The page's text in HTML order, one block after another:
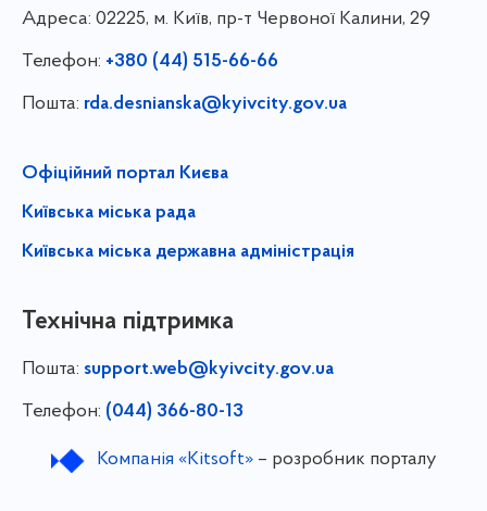
Адреса: 02225, м. Київ, пр-т Червоної Калини, 29
Телефон: +380 (44) 515-66-66
Пошта: rda.desnianska@kyivcity.gov.ua
Офіційний портал Києва
Київська міська рада
Київська міська державна адміністрація
Технічна підтримка
Пошта: support.web@kyivcity.gov.ua
Телефон: (044) 366-80-13
Компанія «Kitsoft»– розробник порталу